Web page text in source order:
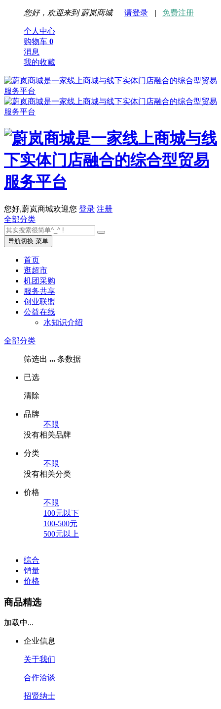
您好，欢迎来到 蔚岚商城 请登录 | 免费注册
个人中心
购物车 0
消息
我的收藏
您好,蔚岚商城欢迎您 登录 注册
全部分类
导航切换 菜单
首页
逛超市
机团采购
服务共享
创业联盟
公益在线
水知识介绍
全部分类
筛选出 ... 条数据
已选
清除
品牌
不限
没有相关品牌
分类
不限
没有相关分类
价格
不限
100元以下
100-500元
500元以上
综合
销量
价格
商品精选
加载中...
企业信息
关于我们
合作洽谈
招贤纳士